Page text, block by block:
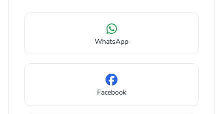
WhatsApp
Facebook